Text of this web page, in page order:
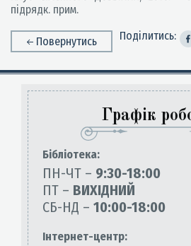
підрядк. прим.
Повернутись Поділитись:
Графік
Бiблiотека:
ПН-ЧТ – 9:30-18:00
ПТ – ВИХІДНИЙ
СБ-НД – 10:00-18:00
Інтернет-центр: